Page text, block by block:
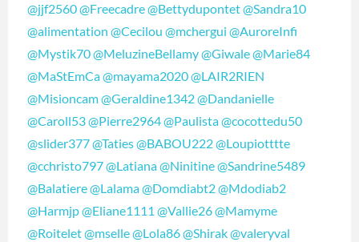
@jjf2560@Freecadre@Bettydupontet@Sandra10
@alimentation @Cecilou @mchergui @AuroreInfi
@Mystik70@MeluzineBellamy@Giwale@Marie84
@MaStEmCa@mayama2020@LAIR2RIEN
@Misioncam@Geraldine1342@Dandanielle
@Caroll53@Pierre2964@Paulista@cocottedu50
@slider377@Taties@BABOU222@Loupiotttte
@cchristo797@Latiana@Ninitine@Sandrine5489
@Balatiere@Lalama@Domdiabt2@Mdodiab2
@Harmjp@Eliane1111 @Vallie26@Mamyme
@Roitelet@mselle@Lola86@Shirak@valeryval